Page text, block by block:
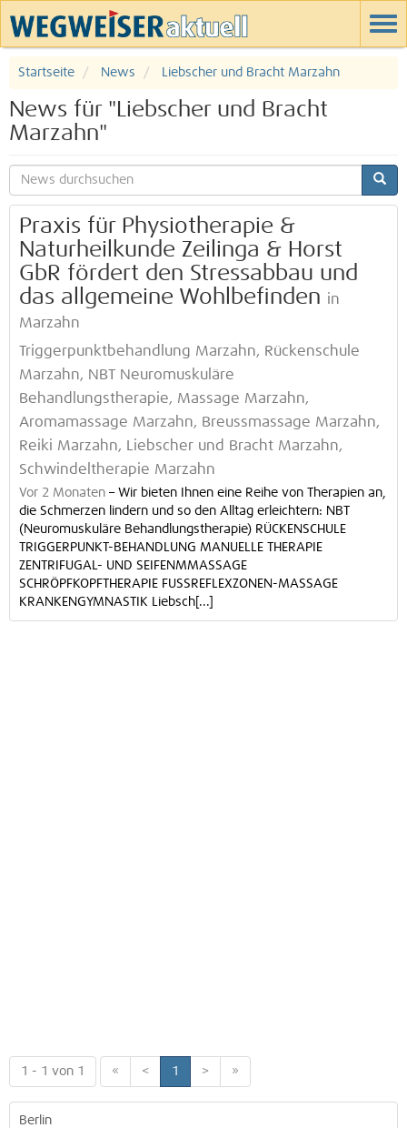
Startseite News Liebscher und Bracht Marzahn
News für "Liebscher und Bracht
Marzahn"
Praxis für Physiotherapie &
Naturheilkunde Zeilinga & Horst
GbR fördert den Stressabbau und
das allgemeine Wohlbefinden in
Marzahn
Triggerpunktbehandlung Marzahn, Rückenschule
Marzahn, NBT Neuromuskuläre
Behandlungstherapie, Massage Marzahn,
Aromamassage Marzahn, Breussmassage Marzahn,
Reiki Marzahn, Liebscher und Bracht Marzahn,
Schwindeltherapie Marzahn
Vor 2 Monaten – Wir bieten Ihnen eine Reihe von Therapien an,
die Schmerzen lindern und so den Alltag erleichtern: NBT
(Neuromuskuläre Behandlungstherapie) RÜCKENSCHULE
TRIGGERPUNKT-BEHANDLUNG MANUELLE THERAPIE
ZENTRIFUGAL- UND SEIFENMMASSAGE
SCHRÖPFKOPFTHERAPIE FUSSREFLEXZONEN-MASSAGE
KRANKENGYMNASTIK Liebsch[...]
1 - 1 von 1 « < 1 > »
Berlin